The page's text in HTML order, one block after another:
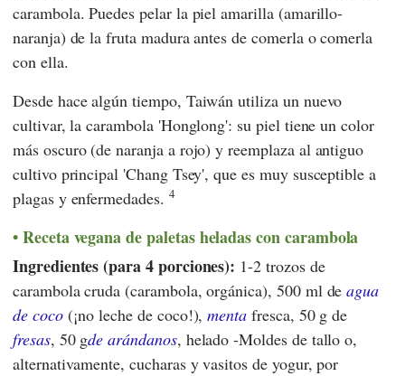
carambola. Puedes pelar la piel amarilla (amarillo-
naranja) de la fruta madura antes de comerla o comerla
con ella.
Desde hace algún tiempo, Taiwán utiliza un nuevo
cultivar, la carambola 'Honglong': su piel tiene un color
más oscuro (de naranja a rojo) y reemplaza al antiguo
cultivo principal 'Chang Tsey', que es muy susceptible a
plagas y enfermedades. 4
Receta vegana de paletas heladas con carambola
Ingredientes (para 4 porciones): 1-2 trozos de
carambola cruda (carambola, orgánica), 500 ml deagua
de coco(¡no leche de coco!),menta fresca, 50 g de
fresas, 50 gde arándanos, helado -Moldes de tallo o,
alternativamente, cucharas y vasitos de yogur, por